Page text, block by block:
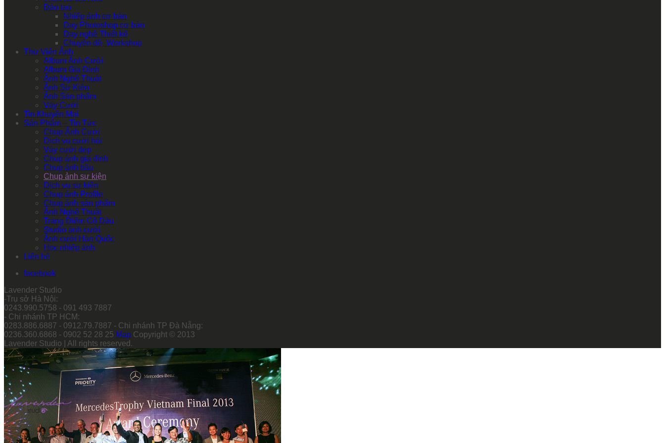
Đào tạo
Nhiếp ảnh cơ bản
Dạy Photoshop cơ bản
Dạy nghề Thiết kế
Chuyên đề- Workshop
Thư Viện Ảnh
Album Ảnh Cưới
Album Gia Đình
Ảnh Nghệ Thuật
Ảnh Sự Kiện
Ảnh Sản phẩm
Váy Cưới
Tin Khuyến Mại
Sản Phẩm – Tin Tức
Chụp Ảnh Cưới
Dịch vụ cưới hỏi
Váy cưới đẹp
Chụp ảnh gia đình
Chụp ảnh bầu
Chụp ảnh sự kiện
Dịch vụ sự kiện
Chụp ảnh Profile
Chụp ảnh sản phẩm
Ảnh Nghệ Thuật
Trang Điểm Cô Dâu
Studio ảnh cưới
Ảnh cưới Hàn Quốc
Học nhiếp ảnh
Liên hệ
facebook
Lavender Studio
-Trụ sở Hà Nội:
0243.990.5758 - 091 493 7887
- Chi nhánh TP HCM:
0283.886.6887 - 0912.79.7887 - Chi nhánh TP Đà Nẵng:
0236.360.6868 - 0902 52 28 25 Map Copyright © 2013
Lavender Studio | All rights reserved.